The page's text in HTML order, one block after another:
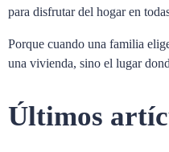
para disfrutar del hogar en
Porque cuando una familia
una vivienda, sino el lugar
Últimos